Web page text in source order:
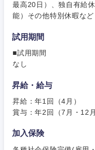
最高20日）、独自有給
能）その他特別休暇など
試用期間
■試用期間
なし
昇給・給与
昇給：年1回（4月）
賞与：年2回（7月・12月
加入保険
東海地方
岐阜県